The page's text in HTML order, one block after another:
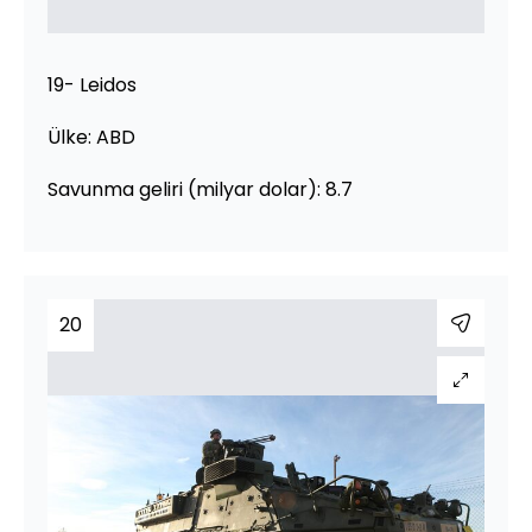
19- Leidos
Ülke: ABD
Savunma geliri (milyar dolar): 8.7
20